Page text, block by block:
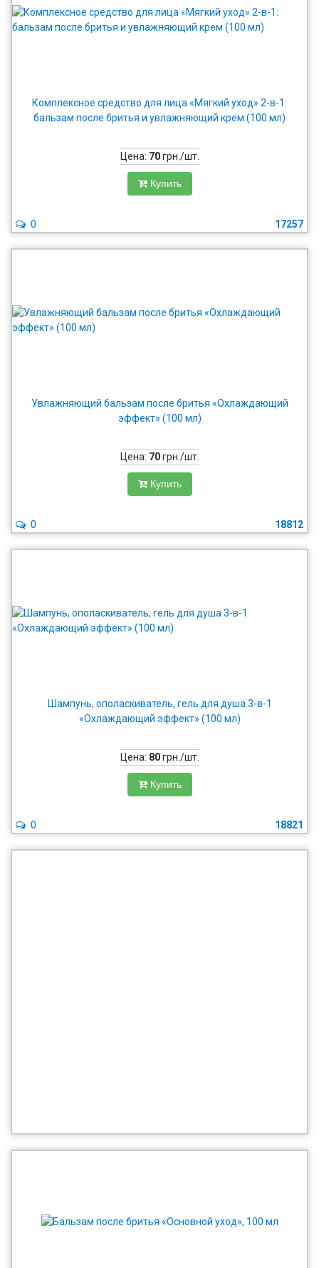
Комплексное средство для лица «Мягкий уход» 2-в-1:
бальзам после бритья и увлажняющий крем (100 мл)
Цена: 70грн./шт.
Купить
17257
0
Увлажняющий бальзам после бритья «Охлаждающий
эффект» (100 мл)
Цена: 70грн./шт.
Купить
18812
0
Шампунь, ополаскиватель, гель для душа 3-в-1
«Охлаждающий эффект» (100 мл)
Цена: 80грн./шт.
Купить
18821
0